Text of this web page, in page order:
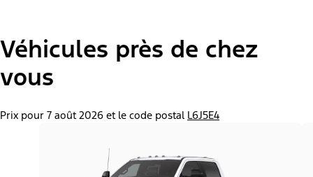
"Modèles"
Véhicules près de chez
vous
Prix pour 7 août 2026 et le code postal L6J5E4